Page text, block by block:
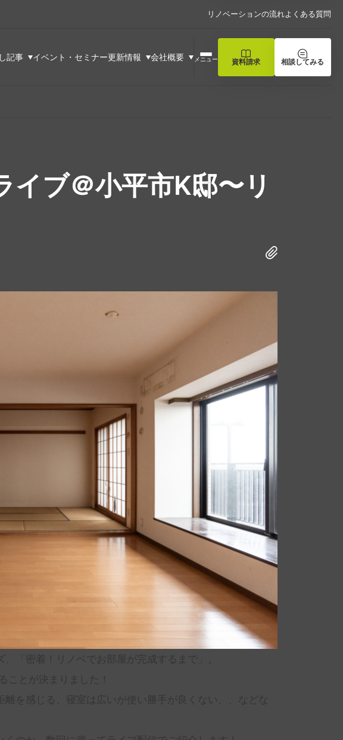
リノベーションの流れよくある質問
記事 イベント・セミナー更新情報 会社概要 メニュー 資料請求 相談してみる
ブ＠小平市K邸〜リ
「密着！リノベでお部屋が完成するまで」。
ことが決まりました！
を感じる、寝室は広いが使い勝手が良くない、、などな